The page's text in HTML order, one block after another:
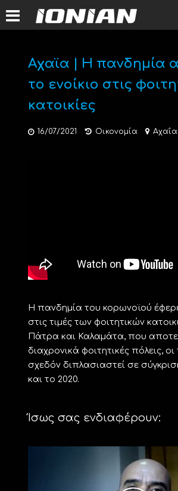
Αχαϊα | Η πανδημία
το ενοίκιο στις
κατοικίες
16/07/2021 Οικονομία Αχαΐα
Η πανδημία του κορωνοϊού
στις τιμές των φοιτητικών
Πάτρα και Καλαμάτα, που
διαχρονικά φοιτητικές πόλεις, οι
σχεδόν διπλασιαστεί σε
και το 2020.
Ίσως σας ενδιαφέρουν: